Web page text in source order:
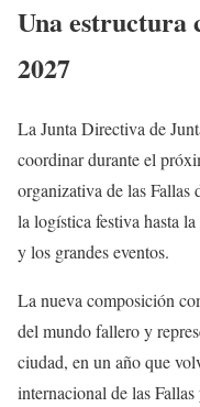
Una estructura
2027
La Junta Directiva de
coordinar durante el
organizativa de las Fallas
la logística festiva hasta
y los grandes eventos.
La nueva composición
del mundo fallero y
ciudad, en un año que
internacional de las